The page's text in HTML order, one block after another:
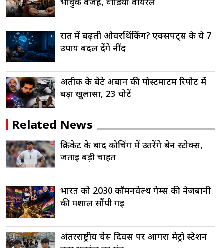
रात में बढ़ती ओवरथिंकिंग? एक्सपर्ट्स के ये 7
उपाय बदल देंगे नींद
अतीक के बेटे अबान की पोस्टमार्टम रिपोर्ट में
बड़ा खुलासा, 23 चोटें
Related News
क्रिकेट के बाद कोचिंग में उतरेंगे बेन स्टोक्स,
जताई बड़ी चाहत
भारत को 2030 कॉमनवेल्थ गेम्स की मेजबानी
की मशाल सौंपी गई
अंतरराष्ट्रीय चेस दिवस पर आगरा मेट्रो स्टेशन